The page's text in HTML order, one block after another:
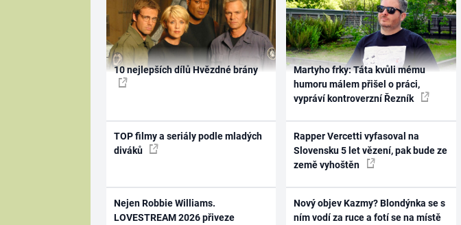
10 nejlepších dílů Hvězdné brány
TOP filmy a seriály podle mladých
diváků
Nejen Robbie Williams.
LOVESTREAM 2026 přiveze
Martyho frky: Táta kvůli mému
humoru málem přišel o práci,
vypráví kontroverzní Řezník
Rapper Vercetti vyfasoval na
Slovensku 5 let vězení, pak bude ze
země vyhoštěn
Nový objev Kazmy? Blondýnka se s
ním vodí za ruce a fotí se na místě